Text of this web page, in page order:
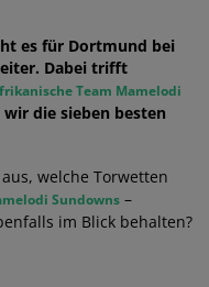
es für Dortmund bei
Dabei trifft
Team Mamelodi
wir die sieben besten
welche Torwetten
Sundowns –
im Blick behalten?